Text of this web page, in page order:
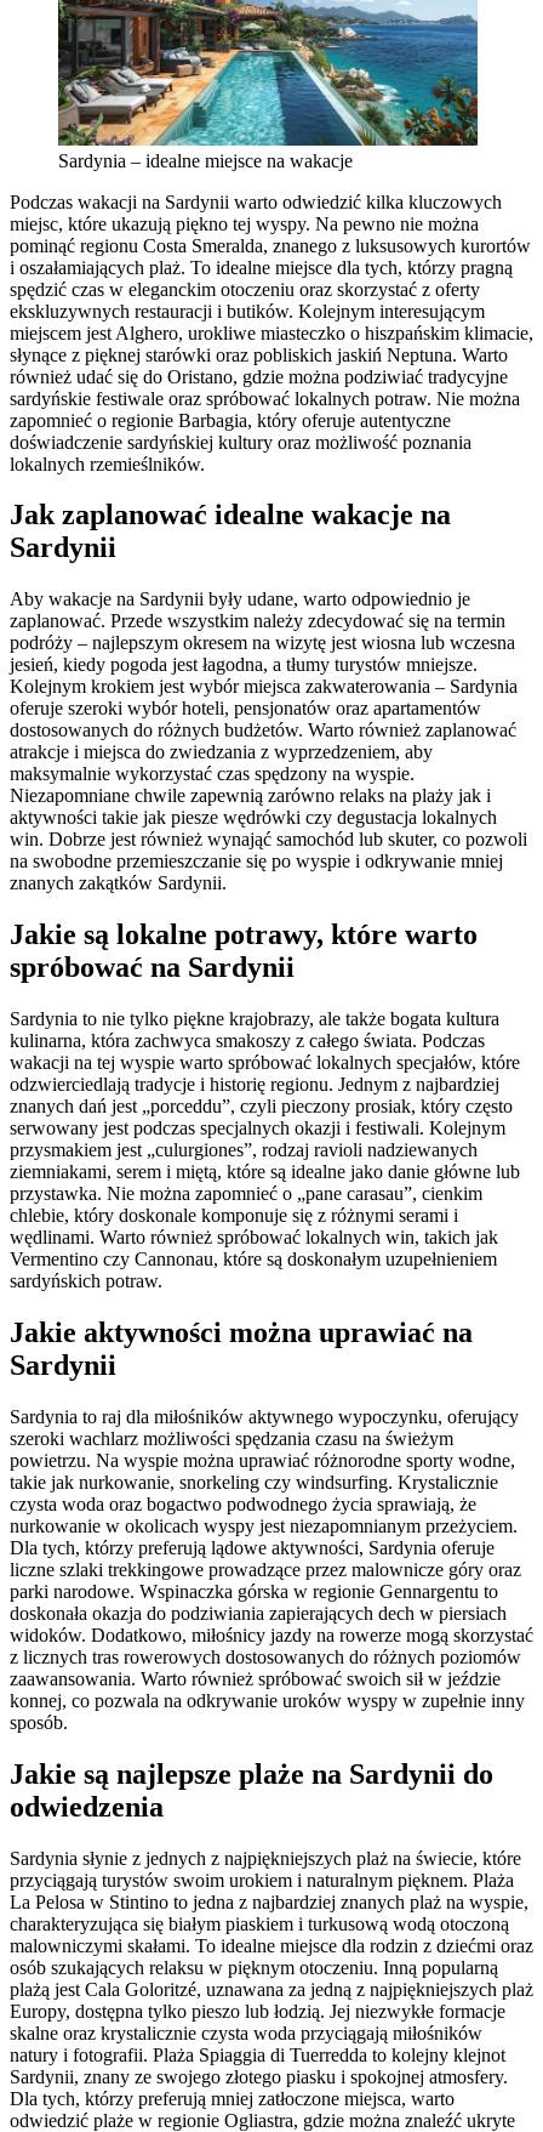
Sardynia – idealne miejsce na wakacje
Podczas wakacji na Sardynii warto odwiedzić kilka kluczowych
miejsc, które ukazują piękno tej wyspy. Na pewno nie można
pominąć regionu Costa Smeralda, znanego z luksusowych kurortów
i oszałamiających plaż. To idealne miejsce dla tych, którzy pragną
spędzić czas w eleganckim otoczeniu oraz skorzystać z oferty
ekskluzywnych restauracji i butików. Kolejnym interesującym
miejscem jest Alghero, urokliwe miasteczko o hiszpańskim klimacie,
słynące z pięknej starówki oraz pobliskich jaskiń Neptuna. Warto
również udać się do Oristano, gdzie można podziwiać tradycyjne
sardyńskie festiwale oraz spróbować lokalnych potraw. Nie można
zapomnieć o regionie Barbagia, który oferuje autentyczne
doświadczenie sardyńskiej kultury oraz możliwość poznania
lokalnych rzemieślników.
Jak zaplanować idealne wakacje na
Sardynii
Aby wakacje na Sardynii były udane, warto odpowiednio je
zaplanować. Przede wszystkim należy zdecydować się na termin
podróży – najlepszym okresem na wizytę jest wiosna lub wczesna
jesień, kiedy pogoda jest łagodna, a tłumy turystów mniejsze.
Kolejnym krokiem jest wybór miejsca zakwaterowania – Sardynia
oferuje szeroki wybór hoteli, pensjonatów oraz apartamentów
dostosowanych do różnych budżetów. Warto również zaplanować
atrakcje i miejsca do zwiedzania z wyprzedzeniem, aby
maksymalnie wykorzystać czas spędzony na wyspie.
Niezapomniane chwile zapewnią zarówno relaks na plaży jak i
aktywności takie jak piesze wędrówki czy degustacja lokalnych
win. Dobrze jest również wynająć samochód lub skuter, co pozwoli
na swobodne przemieszczanie się po wyspie i odkrywanie mniej
znanych zakątków Sardynii.
Jakie są lokalne potrawy, które warto
spróbować na Sardynii
Sardynia to nie tylko piękne krajobrazy, ale także bogata kultura
kulinarna, która zachwyca smakoszy z całego świata. Podczas
wakacji na tej wyspie warto spróbować lokalnych specjałów, które
odzwierciedlają tradycje i historię regionu. Jednym z najbardziej
znanych dań jest „porceddu”, czyli pieczony prosiak, który często
serwowany jest podczas specjalnych okazji i festiwali. Kolejnym
przysmakiem jest „culurgiones”, rodzaj ravioli nadziewanych
ziemniakami, serem i miętą, które są idealne jako danie główne lub
przystawka. Nie można zapomnieć o „pane carasau”, cienkim
chlebie, który doskonale komponuje się z różnymi serami i
wędlinami. Warto również spróbować lokalnych win, takich jak
Vermentino czy Cannonau, które są doskonałym uzupełnieniem
sardyńskich potraw.
Jakie aktywności można uprawiać na
Sardynii
Sardynia to raj dla miłośników aktywnego wypoczynku, oferujący
szeroki wachlarz możliwości spędzania czasu na świeżym
powietrzu. Na wyspie można uprawiać różnorodne sporty wodne,
takie jak nurkowanie, snorkeling czy windsurfing. Krystalicznie
czysta woda oraz bogactwo podwodnego życia sprawiają, że
nurkowanie w okolicach wyspy jest niezapomnianym przeżyciem.
Dla tych, którzy preferują lądowe aktywności, Sardynia oferuje
liczne szlaki trekkingowe prowadzące przez malownicze góry oraz
parki narodowe. Wspinaczka górska w regionie Gennargentu to
doskonała okazja do podziwiania zapierających dech w piersiach
widoków. Dodatkowo, miłośnicy jazdy na rowerze mogą skorzystać
z licznych tras rowerowych dostosowanych do różnych poziomów
zaawansowania. Warto również spróbować swoich sił w jeździe
konnej, co pozwala na odkrywanie uroków wyspy w zupełnie inny
sposób.
Jakie są najlepsze plaże na Sardynii do
odwiedzenia
Sardynia słynie z jednych z najpiękniejszych plaż na świecie, które
przyciągają turystów swoim urokiem i naturalnym pięknem. Plaża
La Pelosa w Stintino to jedna z najbardziej znanych plaż na wyspie,
charakteryzująca się białym piaskiem i turkusową wodą otoczoną
malowniczymi skałami. To idealne miejsce dla rodzin z dziećmi oraz
osób szukających relaksu w pięknym otoczeniu. Inną popularną
plażą jest Cala Goloritzé, uznawana za jedną z najpiękniejszych plaż
Europy, dostępna tylko pieszo lub łodzią. Jej niezwykłe formacje
skalne oraz krystalicznie czysta woda przyciągają miłośników
natury i fotografii. Plaża Spiaggia di Tuerredda to kolejny klejnot
Sardynii, znany ze swojego złotego piasku i spokojnej atmosfery.
Dla tych, którzy preferują mniej zatłoczone miejsca, warto
odwiedzić plaże w regionie Ogliastra, gdzie można znaleźć ukryte